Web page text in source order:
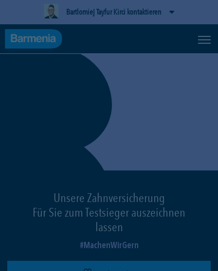
Bartlomiej Tayfur Kirci kontaktieren
Unsere Zahnversicherung
Für Sie zum Testsieger auszeichnen
lassen
MachenWirGern